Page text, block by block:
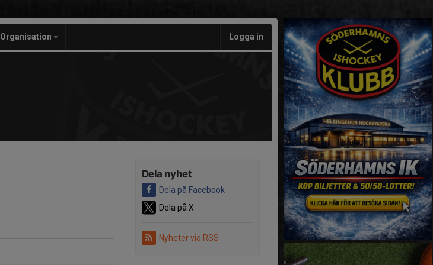
Organisation Logga in
Dela nyhet
Dela på Facebook
Dela på X
Nyheter via RSS